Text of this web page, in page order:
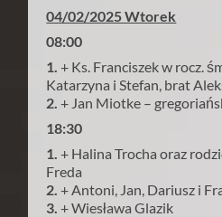
04/02/2025 Wtorek
08:00
1. + Ks. Franciszek w rocz.
Katarzyna i Stefan, brat
2. + Jan Miotke –
18:30
1. + Halina Trocha oraz
Freda
2. + Antoni, Jan, Dariusz i
3. + Wiesława Glazik